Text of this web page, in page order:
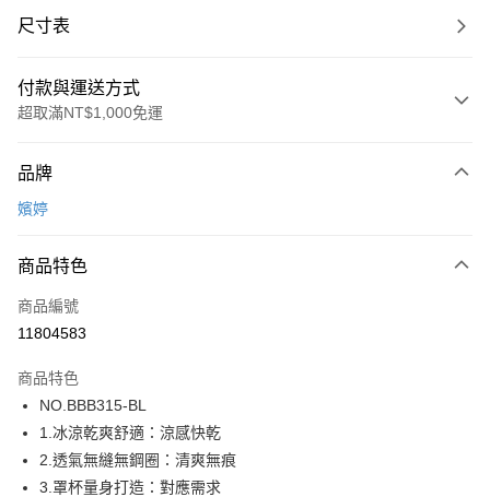
尺寸表
付款與運送方式
超取滿NT$1,000免運
信用卡一次付款
LINE Pay
街口支付
運送方式
全家取貨付款
每筆NT$80，滿NT$1,000(含以上)免運費
品牌
嬪婷
商品特色
商品編號
11804583
商品特色
NO.BBB315-BL
1.冰涼乾爽舒適：涼感快乾
2.透氣無縫無鋼圈：清爽無痕
3.罩杯量身打造：對應需求